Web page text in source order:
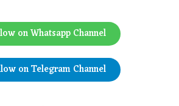
on Whatsapp Channel
on Telegram Channel